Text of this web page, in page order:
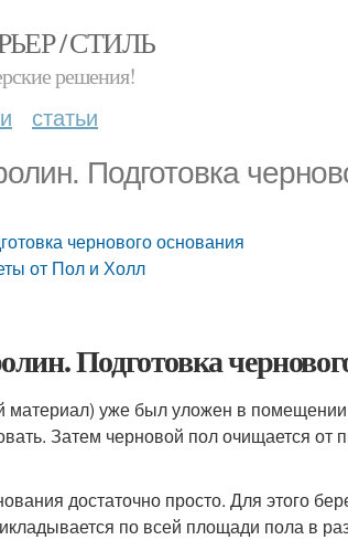
/ СТИЛЬ
решения!
статьи
Подготовка
чернового основания
от Пол и Холл
Подготовка
материал) уже был уложен в
Затем черновой пол очищается
достаточно просто. Для этого
по всей площади пола в